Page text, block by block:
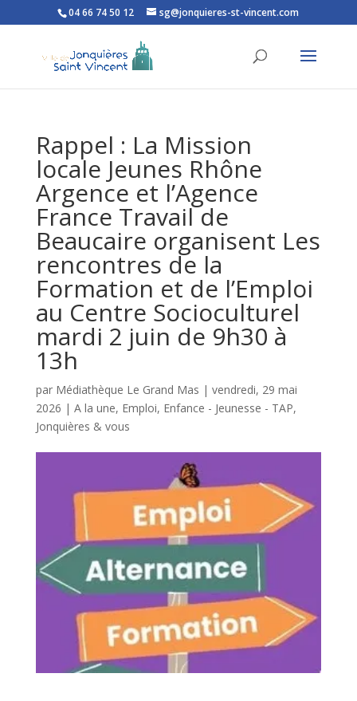
Ouvrir la barre d’outils
04 66 74 50 12 sg@jonquieres-st-vincent.com
Rappel : La Mission
locale Jeunes Rhône
Argence et l’Agence
France Travail de
Beaucaire organisent Les
rencontres de la
Formation et de l’Emploi
au Centre Socioculturel
mardi 2 juin de 9h30 à
13h
par Médiathèque Le Grand Mas | vendredi, 29 mai
2026 | A la une, Emploi, Enfance - Jeunesse - TAP,
Jonquières & vous